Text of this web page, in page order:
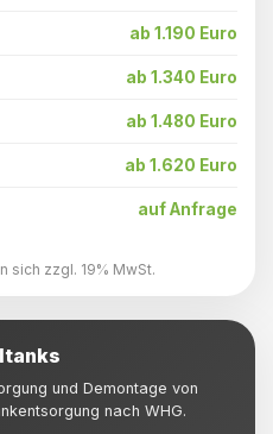
ab 1.190 Euro
ab 1.340 Euro
ab 1.480 Euro
ab 1.620 Euro
auf Anfrage
sich zzgl. 19% MwSt.
und Demontage von
nach WHG.